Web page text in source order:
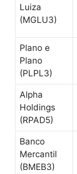
Luiza
(MGLU3)
Plano e
Plano
(PLPL3)
Alpha
Holdings
(RPAD5)
Banco
Mercantil
(BMEB3)